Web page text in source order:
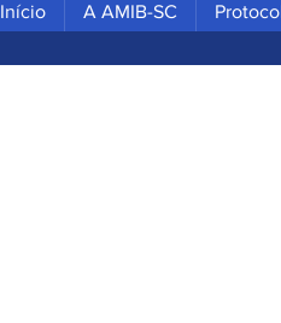
Início A AMIB-SC